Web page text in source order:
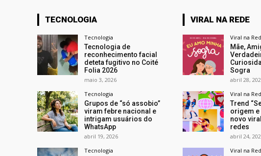
TECNOLOGIA
Tecnologia
Tecnologia de
reconhecimento facial
deteta fugitivo no Coité
Folia 2026
maio 3, 2026
Tecnologia
Grupos de “só assobio”
viram febre nacional e
intrigam usuários do
WhatsApp
abril 19, 2026
Tecnologia
VIRAL NA REDE
Viral na
Mãe,
Sogra
abril 28,
Viral na
Trend
origem
novo
redes
abril 24,
Viral na